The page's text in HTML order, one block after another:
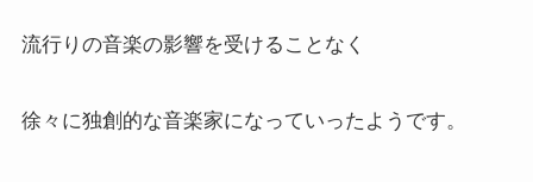
流行りの音楽の影響を受けることなく
徐々に独創的な音楽家になっていったようです。